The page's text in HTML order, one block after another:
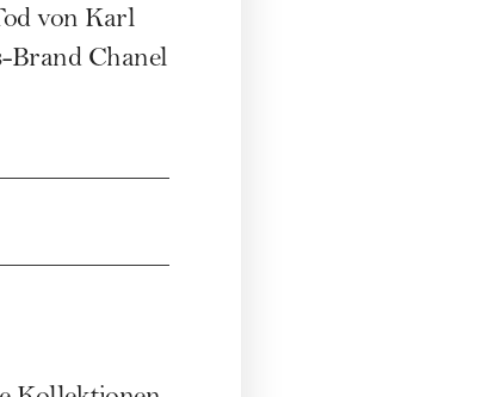
von Karl
Brand Chanel